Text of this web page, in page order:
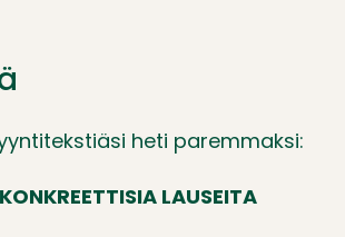
heti paremmaksi:
LAUSEITA